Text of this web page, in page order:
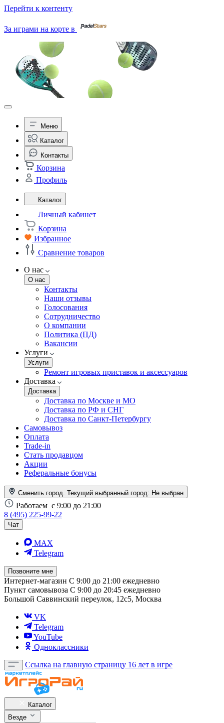
Перейти к контенту
За играми на корте в
Меню
Каталог
Контакты
Корзина
Профиль
Каталог
Личный кабинет
Корзина
Избранное
Сравнение товаров
О нас
О нас
Контакты
Наши отзывы
Голосования
Сотрудничество
О компании
Политика (ПД)
Вакансии
Услуги
Услуги
Ремонт игровых приставок и аксессуаров
Доставка
Доставка
Доставка по Москве и МО
Доставка по РФ и СНГ
Доставка по Санкт-Петербургу
Самовывоз
Оплата
Trade-in
Стать продавцом
Акции
Реферальные бонусы
Сменить город. Текущий выбранный город: Не выбран
Работаем с 9:00 до 21:00
8 (495) 225-99-22
Чат
MAX
Telegram
Позвоните мне
Интернет-магазин С 9:00 до 21:00 ежедневно
Пункт самовывоза С 9:00 до 20:45 ежедневно
Большой Саввинский переулок, 12с5, Москва
VK
Telegram
YouTube
Одноклассники
Ссылка на главную страницу 16 лет в игре
Каталог
Везде